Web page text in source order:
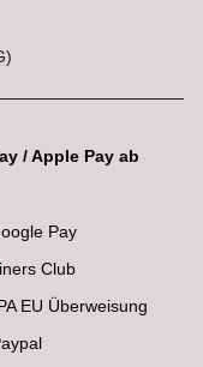
/ Apple Pay ab